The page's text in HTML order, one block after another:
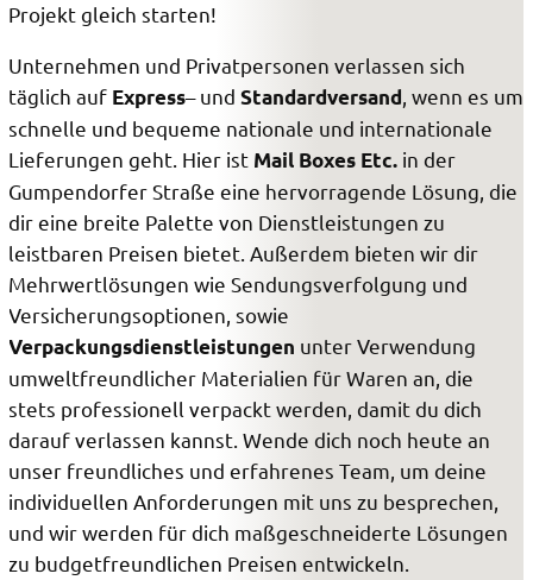
Projekt gleich starten!
Unternehmen und Privatpersonen verlassen sich
täglich auf Express– undStandardversand , wenn es um
schnelle und bequeme nationale und internationale
Lieferungen geht. Hier ist Mail Boxes Etc. in der
Gumpendorfer Straße eine hervorragende Lösung, die
dir eine breite Palette von Dienstleistungen zu
leistbaren Preisen bietet. Außerdem bieten wir dir
Mehrwertlösungen wie Sendungsverfolgung und
Versicherungsoptionen, sowie
Verpackungsdienstleistungen unter Verwendung
umweltfreundlicher Materialien für Waren an, die
stets professionell verpackt werden, damit du dich
darauf verlassen kannst. Wende dich noch heute an
unser freundliches und erfahrenes Team, um deine
individuellen Anforderungen mit uns zu besprechen,
und wir werden für dich maßgeschneiderte Lösungen
zu budgetfreundlichen Preisen entwickeln.